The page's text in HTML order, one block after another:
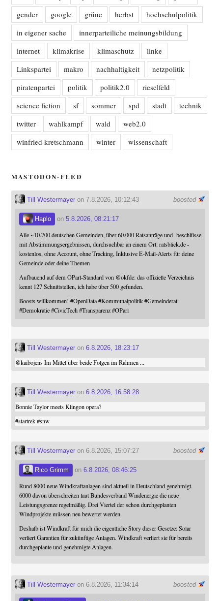
gender
google grüne herbst
hochschulpolitik
in eigener sache
innerparteiliche meinungsbildung
internet
klimakrise klimaschutz
linke
Linkspartei
makro nachhaltigkeit
netzpolitik
piratenpartei
politik politik2.0
rieselfeld
science fiction
sf sommer spd stadt
technik
twitter
wahlkampf wald
web2.0
winfried kretschmann
winter wissenschaft
MASTODON-FEED
boosted
Till Westermayeron 7.8.2026, 10:12:43
Haplo on 5.8.2026, 08:21:17
Alle ~10.700 deutschen Gemeinden, über 60.000 Ratsanträge und -beschlüsse
mit Abstimmungsergebnissen, durchsuchbar an einem Ort: ratsblick.de -
kostenlos, ohne Account, ohne Tracking, Inklusive E-Mail-Alerts für deine
Gemeinde oder deine Themen
Aufbauend auf dem OParl-Standard von @okfde: das offizielle Verzeichnis
kennt 127 Schnittstellen, ich habe über 500 gefunden.
Boosts willkommen! #OpenData #Kommunalpolitik #Gemeinderat
#Demokratie #CivicTech #Transparenz #OParl
Till Westermayeron 6.8.2026, 18:23:17
@kaibojensIm Mittel über beide Folgen im Rahmen ...
Till Westermayeron 6.8.2026, 16:58:28
Bonnie Taylor meets Klingon opera?
#startrek #snw
boosted
Till Westermayeron 6.8.2026, 15:07:27
Rico Grimm on 6.8.2026, 08:46:25
Rund 8000 neue Windkraftanlagen sind aktuell in Deutschland genehmigt.
6000 davon überschreiten laut Bundesverband Windenergie die neue
Leistungsgrenze regelmäßig. Drei Viertel der schon durchgeplanten
Windprojekte müssen neu bewertet werden.
Deshalb ist Windkraft für mich die eigentliche Story dieser Gesetze: Solar
verliert Garantien für zukünftige Anlagen. Windkraft verliert sie für bereits
durchgeplante und genehmigte Anlagen.
boosted
Till Westermayeron 6.8.2026, 11:34:14